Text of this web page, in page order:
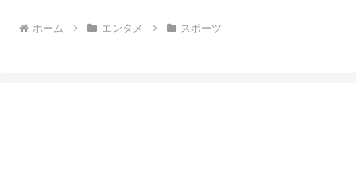
ホーム エンタメ スポーツ